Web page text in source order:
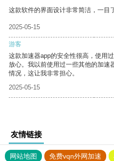
这款软件的界面设计非常简洁，一目
2025-05-15
游客
这款加速器app的安全性很高，使用
放心。我以前使用过一些其他的加速
情况，这让我非常担心。
2025-05-15
友情链接
网站地图 免费vqn外网加速